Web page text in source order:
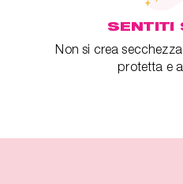
SENTITI
Non si crea
protetta e